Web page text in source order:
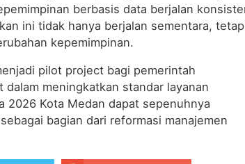
berbasis data berjalan
ini tidak hanya berjalan sementara,
kepemimpinan.
pilot project bagi pemerintah
meningkatkan standar layanan
2026 Kota Medan dapat sepenuhnya
bagian dari reformasi manajemen